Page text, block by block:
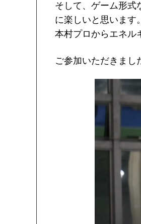
そして、ゲーム形式
に楽しいと思います。
本村プロからエネル
ご参加いただきまし